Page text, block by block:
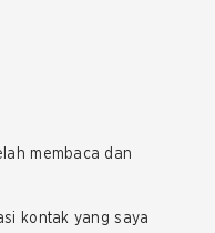
membaca dan
kontak yang saya